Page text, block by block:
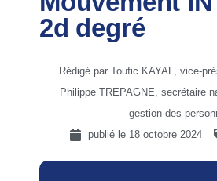
2d degré
Rédigé par Toufic KAYAL, vice-
Philippe TREPAGNE, secrétaire
gestion des
publié le 18 octobre 2024